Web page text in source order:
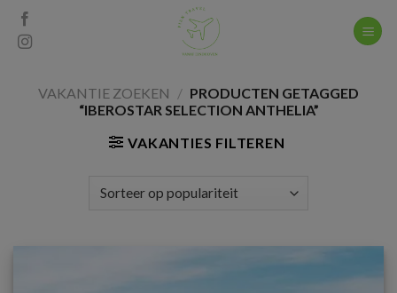
Skip
content
VAKANTIE ZOEKEN / PRODUCTEN GETAGGED
“IBEROSTAR SELECTION ANTHELIA”
VAKANTIES FILTEREN